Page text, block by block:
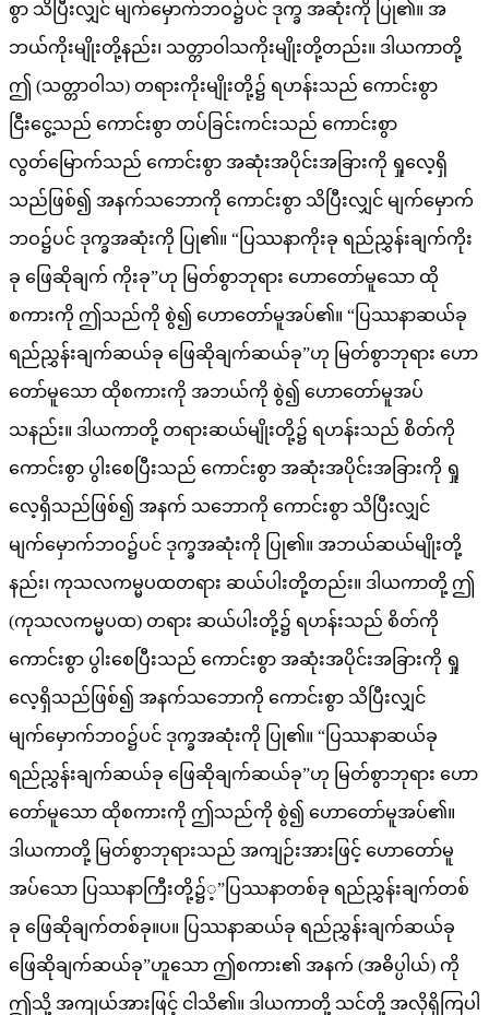
စွာ သိပြီးလျှင် မျက်မှောက်ဘဝ၌ပင် ဒုက္ခ အဆုံးကို ပြု၏။ အ
ဘယ်ကိုးမျိုးတို့နည်း၊ သတ္တာဝါသကိုးမျိုးတို့တည်း။ ဒါယကာတို့
ဤ (သတ္တာဝါသ) တရားကိုးမျိုးတို့၌ ရဟန်းသည် ကောင်းစွာ
ငြီးငွေ့သည် ကောင်းစွာ တပ်ခြင်းကင်းသည် ကောင်းစွာ
လွတ်မြောက်သည် ကောင်းစွာ အဆုံးအပိုင်းအခြားကို ရှုလေ့ရှိ
သည်ဖြစ်၍ အနက်သဘောကို ကောင်းစွာ သိပြီးလျှင် မျက်မှောက်
ဘဝ၌ပင် ဒုက္ခအဆုံးကို ပြု၏။ “ပြဿနာကိုးခု ရည်ညွှန်းချက်ကိုး
ခု ဖြေဆိုချက် ကိုးခု”ဟု မြတ်စွာဘုရား ဟောတော်မူသော ထို
စကားကို ဤသည်ကို စွဲ၍ ဟောတော်မူအပ်၏။ “ပြဿနာဆယ်ခု
ရည်ညွှန်းချက်ဆယ်ခု ဖြေဆိုချက်ဆယ်ခု”ဟု မြတ်စွာဘုရား ဟော
တော်မူသော ထိုစကားကို အဘယ်ကို စွဲ၍ ဟောတော်မူအပ်
သနည်း။ ဒါယကာတို့ တရားဆယ်မျိုးတို့၌ ရဟန်းသည် စိတ်ကို
ကောင်းစွာ ပွါးစေပြီးသည် ကောင်းစွာ အဆုံးအပိုင်းအခြားကို ရှု
လေ့ရှိသည်ဖြစ်၍ အနက် သဘောကို ကောင်းစွာ သိပြီးလျှင်
မျက်မှောက်ဘဝ၌ပင် ဒုက္ခအဆုံးကို ပြု၏။ အဘယ်ဆယ်မျိုးတို့
နည်း၊ ကုသလကမ္မပထတရား ဆယ်ပါးတို့တည်း။ ဒါယကာတို့ ဤ
(ကုသလကမ္မပထ) တရား ဆယ်ပါးတို့၌ ရဟန်းသည် စိတ်ကို
ကောင်းစွာ ပွါးစေပြီးသည် ကောင်းစွာ အဆုံးအပိုင်းအခြားကို ရှု
လေ့ရှိသည်ဖြစ်၍ အနက်သဘောကို ကောင်းစွာ သိပြီးလျှင်
မျက်မှောက်ဘဝ၌ပင် ဒုက္ခအဆုံးကို ပြု၏။ “ပြဿနာဆယ်ခု
ရည်ညွှန်းချက်ဆယ်ခု ဖြေဆိုချက်ဆယ်ခု”ဟု မြတ်စွာဘုရား ဟော
တော်မူသော ထိုစကားကို ဤသည်ကို စွဲ၍ ဟောတော်မူအပ်၏။
ဒါယကာတို့ မြတ်စွာဘုရားသည် အကျဉ်းအားဖြင့် ဟောတော်မူ
အပ်သော ပြဿနာကြီးတို့၌့”ပြဿနာတစ်ခု ရည်ညွှန်းချက်တစ်
ခု ဖြေဆိုချက်တစ်ခု။ပ။ ပြဿနာဆယ်ခု ရည်ညွှန်းချက်ဆယ်ခု
ဖြေဆိုချက်ဆယ်ခု”ဟူသော ဤစကား၏ အနက် (အဓိပ္ပါယ်) ကို
ဤသို့ အကျယ်အားဖြင့် ငါသိ၏။ ဒါယကာတို့ သင်တို့ အလိုရှိကြပါ